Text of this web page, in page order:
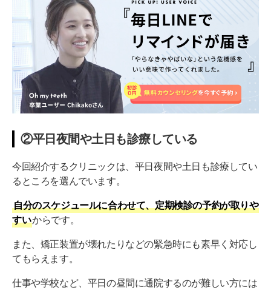
②平日夜間や土日も診療している
今回紹介するクリニックは、平日夜間や土日も診療してい
るところを選んでいます。
自分のスケジュールに合わせて、定期検診の予約が取りや
すいからです。
また、矯正装置が壊れたりなどの緊急時にも素早く対応し
てもらえます。
仕事や学校など、平日の昼間に通院するのが難しい方には